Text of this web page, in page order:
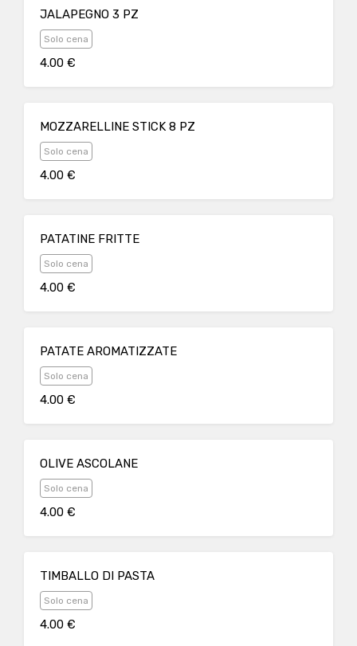
JALAPEGNO 3 PZ
Solo cena
4.00 €
MOZZARELLINE STICK 8 PZ
Solo cena
4.00 €
PATATINE FRITTE
Solo cena
4.00 €
PATATE AROMATIZZATE
Solo cena
4.00 €
OLIVE ASCOLANE
Solo cena
4.00 €
TIMBALLO DI PASTA
Solo cena
4.00 €